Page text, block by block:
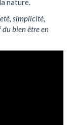
nature.
simplicité,
du bien être en